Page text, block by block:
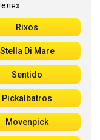
Rixos
Stella Di Mare
Sentido
Pickalbatros
Movenpick